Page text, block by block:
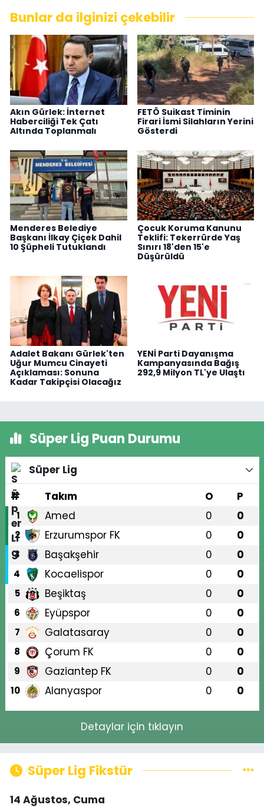
Bunlar da ilginizi çekebilir
Akın Gürlek: İnternet
Haberciliği Tek Çatı
Altında Toplanmalı
FETÖ Suikast Timinin
Firari İsmi Silahların Yerini
Gösterdi
Menderes Belediye
Başkanı İlkay Çiçek Dahil
10 Şüpheli Tutuklandı
Çocuk Koruma Kanunu
Teklifi: Tekerrürde Yaş
Sınırı 18'den 15'e
Düşürüldü
Adalet Bakanı Gürlek'ten
Uğur Mumcu Cinayeti
Açıklaması: Sonuna
Kadar Takipçisi Olacağız
YENİ Parti Dayanışma
Kampanyasında Bağış
292,9 Milyon TL'ye Ulaştı
Süper Lig Puan Durumu
Süper Lig
#
Takım O P
1 Amed 0 0
2 Erzurumspor FK 0 0
3 Başakşehir 0 0
4 Kocaelispor 0 0
5 Beşiktaş 0 0
6 Eyüpspor 0 0
7 Galatasaray 0 0
8 Çorum FK 0 0
9 Gaziantep FK 0 0
10 Alanyaspor 0 0
Detaylar için tıklayın
Süper Lig Fikstür
14 Ağustos, Cuma